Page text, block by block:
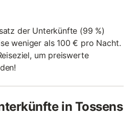
der Unterkünfte (99 %)
weniger als 100 € pro Nacht.
um preiswerte
in Tossens